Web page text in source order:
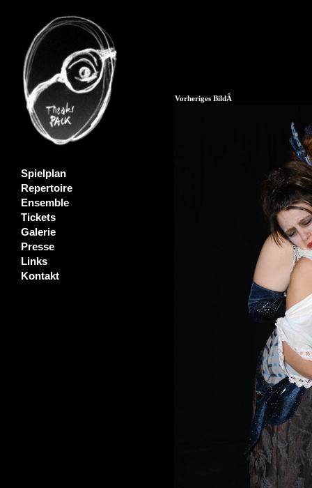
Spielplan
Repertoire
Ensemble
Tickets
Galerie
Presse
Links
Kontakt
Vorheriges BildÂ